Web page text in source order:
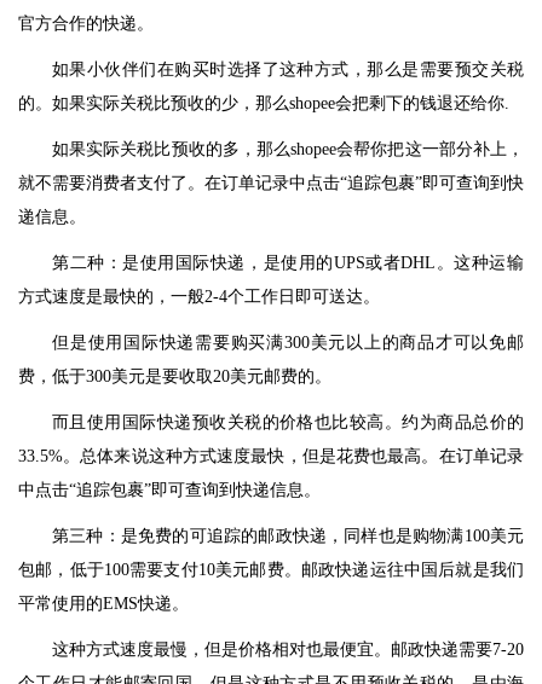
官方合作的快递。
如果小伙伴们在购买时选择了这种方式，那么是需要预交关税
的。如果实际关税比预收的少，那么shopee会把剩下的钱退还给你.
如果实际关税比预收的多，那么shopee会帮你把这一部分补上，
就不需要消费者支付了。在订单记录中点击“追踪包裹”即可查询到快
递信息。
第二种：是使用国际快递，是使用的UPS或者DHL。这种运输
方式速度是最快的，一般2-4个工作日即可送达。
但是使用国际快递需要购买满300美元以上的商品才可以免邮
费，低于300美元是要收取20美元邮费的。
而且使用国际快递预收关税的价格也比较高。约为商品总价的
33.5%。总体来说这种方式速度最快，但是花费也最高。在订单记录
中点击“追踪包裹”即可查询到快递信息。
第三种：是免费的可追踪的邮政快递，同样也是购物满100美元
包邮，低于100需要支付10美元邮费。邮政快递运往中国后就是我们
平常使用的EMS快递。
这种方式速度最慢，但是价格相对也最便宜。邮政快递需要7-20